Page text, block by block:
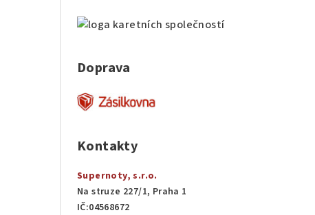
Doprava
Kontakty
Supernoty, s.r.o.
Na struze 227/1, Praha 1
IČ:04568672